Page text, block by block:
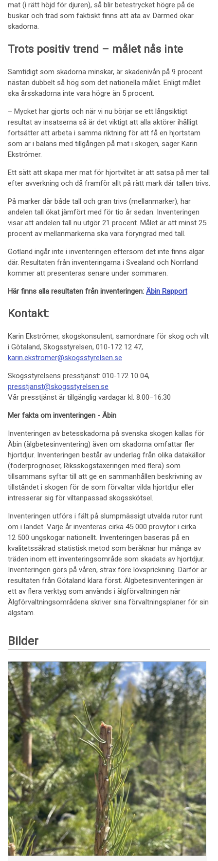
mat (i rätt höjd för djuren), så blir betestrycket högre på de
buskar och träd som faktiskt finns att äta av. Därmed ökar
skadorna.
Trots positiv trend – målet nås inte
Samtidigt som skadorna minskar, är skadenivån på 9 procent
nästan dubbelt så hög som det nationella målet. Enligt målet
ska årsskadorna inte vara högre än 5 procent.
– Mycket har gjorts och när vi nu börjar se ett långsiktigt
resultat av insatserna så är det viktigt att alla aktörer ihålligt
fortsätter att arbeta i samma riktning för att få en hjortstam
som är i balans med tillgången på mat i skogen, säger Karin
Ekströmer.
Ett sätt att skapa mer mat för hjortviltet är att satsa på mer tall
efter avverkning och då framför allt på rätt mark där tallen trivs.
På marker där både tall och gran trivs (mellanmarker), har
andelen tall ökat jämfört med för tio år sedan. Inventeringen
visar att andelen tall nu utgör 21 procent. Målet är att minst 25
procent av mellanmarkerna ska vara föryngrad med tall.
Gotland ingår inte i inventeringen eftersom det inte finns älgar
där. Resultaten från inventeringarna i Svealand och Norrland
kommer att presenteras senare under sommaren.
Här finns alla resultaten från inventeringen: Äbin Rapport
Kontakt:
Karin Ekströmer, skogskonsulent, samordnare för skog och vilt
i Götaland, Skogsstyrelsen, 010-172 12 47,
karin.ekstromer@skogsstyrelsen.se
Skogsstyrelsens presstjänst: 010-172 10 04,
presstjanst@skogsstyrelsen.se
Vår presstjänst är tillgänglig vardagar kl. 8.00–16.30
Mer fakta om inventeringen - Äbin
Inventeringen av betesskadorna på svenska skogen kallas för
Äbin (älgbetesinventering) även om skadorna omfattar fler
hjortdjur. Inventeringen består av underlag från olika datakällor
(foderprognoser, Riksskogstaxeringen med flera) som
tillsammans syftar till att ge en sammanhållen beskrivning av
tillståndet i skogen för de som förvaltar vilda hjortdjur eller
intresserar sig för viltanpassad skogsskötsel.
Inventeringen utförs i fält på slumpmässigt utvalda rutor runt
om i landet. Varje år inventeras cirka 45 000 provytor i cirka
12 500 ungskogar nationellt. Inventeringen baseras på en
kvalitetssäkrad statistisk metod som beräknar hur många av
träden inom ett inventeringsområde som skadats av hjortdjur.
Inventeringen görs på våren, strax före lövsprickning. Därför är
resultaten från Götaland klara först. Älgbetesinventeringen är
ett av flera verktyg som används i älgförvaltningen när
Älgförvaltningsområdena skriver sina förvaltningsplaner för sin
älgstam.
Bilder